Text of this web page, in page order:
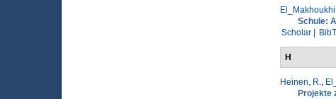
Schule:
Scholar |
H
Heinen, R.,
Projekte